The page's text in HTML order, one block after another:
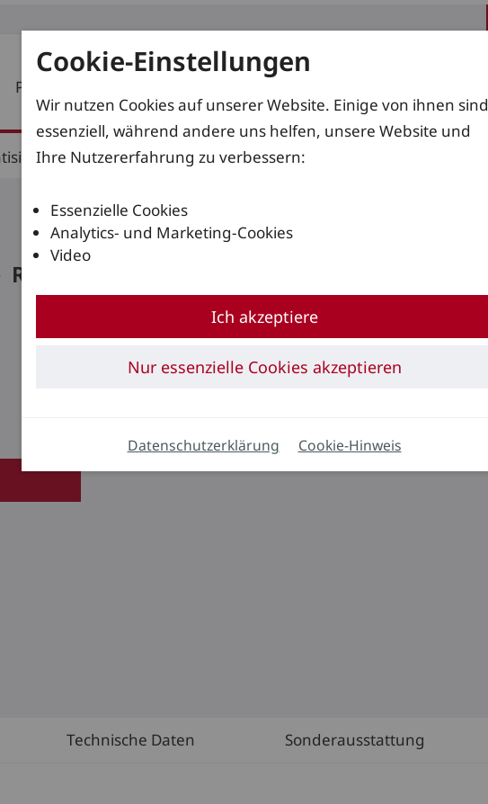
Produkte
Fahrzeuge
R-MATIC k
R-
Technische Daten Sonderausstattung
Cookie-Einstellungen
Wir nutzen Cookies auf unserer Website. Einige von ihnen sind
essenziell, während andere uns helfen, unsere Website und
Ihre Nutzererfahrung zu verbessern:
Essenzielle Cookies
Analytics- und Marketing-Cookies
Video
Ich akzeptiere
Nur essenzielle Cookies akzeptieren
Datenschutzerklärung Cookie-Hinweis